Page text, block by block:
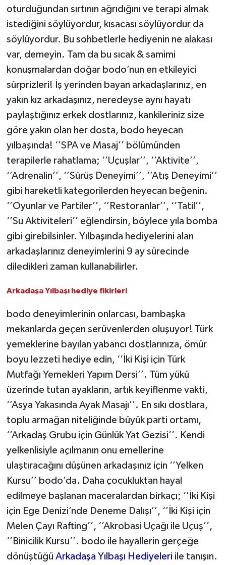
oturduğundan sırtının ağrıdığını ve terapi almak
istediğini söylüyordur, kısacası söylüyordur da
söylüyordur. Bu sohbetlerle hediyenin ne alakası
var, demeyin. Tam da bu sıcak & samimi
konuşmalardan doğar bodo’nun en etkileyici
sürprizleri! İş yerinden bayan arkadaşlarınız, en
yakın kız arkadaşınız, neredeyse aynı hayatı
paylaştığınız erkek dostlarınız, kankileriniz size
göre yakın olan her dosta, bodo heyecan
yılbaşında! ‘’SPA ve Masaj’’ bölümünden
terapilerle rahatlama; ‘’Uçuşlar’’, ‘’Aktivite’’,
‘’Adrenalin’’, ‘’Sürüş Deneyimi’’, ‘’Atış Deneyimi’’
gibi hareketli kategorilerden heyecan beğenin.
‘’Oyunlar ve Partiler’’, ‘’Restoranlar’’, ‘’Tatil’’,
‘’Su Aktiviteleri’’ eğlendirsin, böylece yıla bomba
gibi girebilsinler. Yılbaşında hediyelerini alan
arkadaşlarınız deneyimlerini 9 ay sürecinde
diledikleri zaman kullanabilirler.
Arkadaşa Yılbaşı hediye fikirleri
bodo deneyimlerinin onlarcası, bambaşka
mekanlarda geçen serüvenlerden oluşuyor! Türk
yemeklerine bayılan yabancı dostlarınıza, ömür
boyu lezzeti hediye edin, ‘’İki Kişi için Türk
Mutfağı Yemekleri Yapım Dersi’’. Tüm yükü
üzerinde tutan ayakların, artık keyiflenme vakti,
‘’Asya Yakasında Ayak Masajı’’. En sıkı dostlara,
toplu armağan niteliğinde büyük parti ortamı,
‘’Arkadaş Grubu için Günlük Yat Gezisi’’. Kendi
yelkenlisiyle açılmanın onu emellerine
ulaştıracağını düşünen arkadaşınız için ‘’Yelken
Kursu’’ bodo’da. Daha çocukluktan hayal
edilmeye başlanan maceralardan birkaçı; ‘’İki Kişi
için Ege Denizi’nde Deneme Dalışı’’, ‘’İki Kişi için
Melen Çayı Rafting’’, ‘’Akrobasi Uçağı ile Uçuş’’,
‘’Binicilik Kursu’’. bodo ile hayallerin gerçeğe
dönüştüğü Arkadaşa Yılbaşı Hediyeleri ile tanışın.